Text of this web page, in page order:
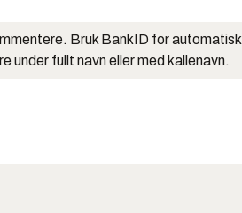
Bruk BankID for automatisk
under fullt navn eller med kallenavn.